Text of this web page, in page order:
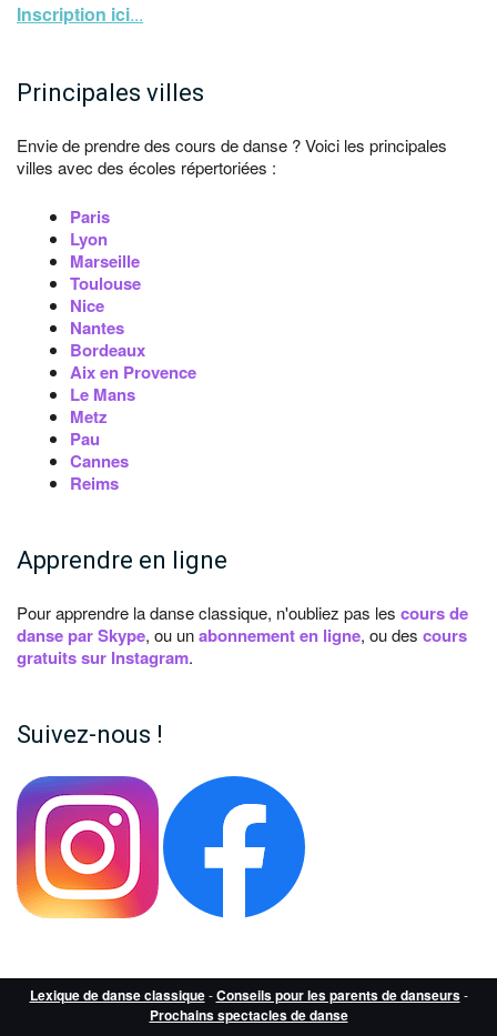
Inscription ici...
Principales villes
Envie de prendre des cours de danse ? Voici les principales
villes avec des écoles répertoriées :
Paris
Lyon
Marseille
Toulouse
Nice
Nantes
Bordeaux
Aix en Provence
Le Mans
Metz
Pau
Cannes
Reims
Apprendre en ligne
Pour apprendre la danse classique, n'oubliez pas les cours de
danse par Skype, ou unabonnement en ligne, ou des cours
gratuits sur Instagram.
Suivez-nous !
Lexique de danse classique-Conseils pour les parents de danseurs-
Prochains spectacles de danse